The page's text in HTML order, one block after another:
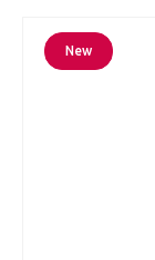
New